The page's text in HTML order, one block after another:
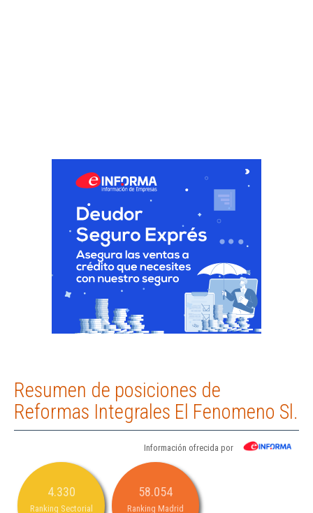
Resumen de posiciones de
Reformas Integrales El Fenomeno Sl.
Información ofrecida por
4.330
Ranking Sectorial
58.054
Ranking Madrid